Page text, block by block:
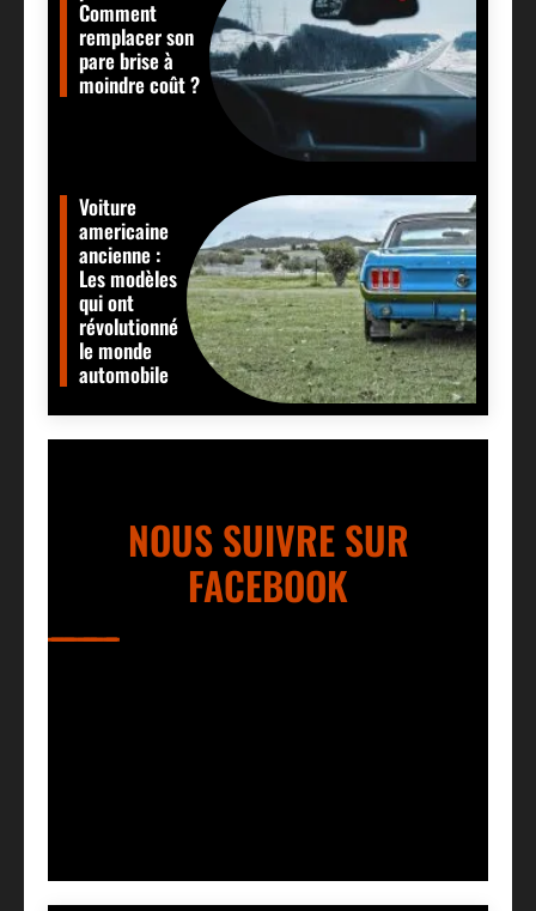
Comment
remplacer son
pare brise à
moindre coût ?
Voiture
americaine
ancienne :
Les modèles
qui ont
révolutionné
le monde
automobile
NOUS SUIVRE SUR
FACEBOOK